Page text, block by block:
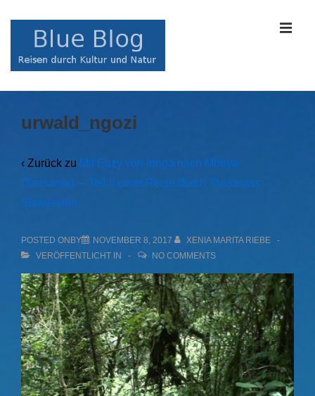
Navigation
urwald_ngozi
‹ Zurück zu Mit Eazy von Iringa nach Mbeya
(Tansania). – Teil II einer Reise durch Tansanias
Südwesten
POSTED ONBY NOVEMBER 8, 2017
XENIA MARITA RIEBE
VERÖFFENTLICHT IN
NO COMMENTS